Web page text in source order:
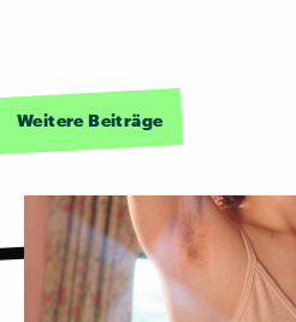
Weitere Beiträge